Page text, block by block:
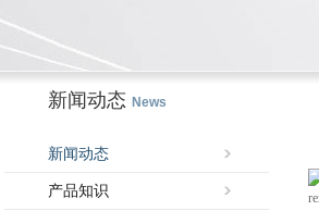
新闻动态 News
新闻动态
产品知识